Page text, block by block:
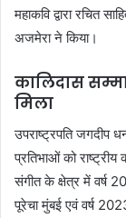
महाकवि द्वारा रचित
अजमेरा ने किया।
कालिदास
मिला
उपराष्ट्रपति जगदीप
प्रतिभाओं को
संगीत के क्षेत्र में वर्ष
पूरेचा मुंबई एवं वर्ष